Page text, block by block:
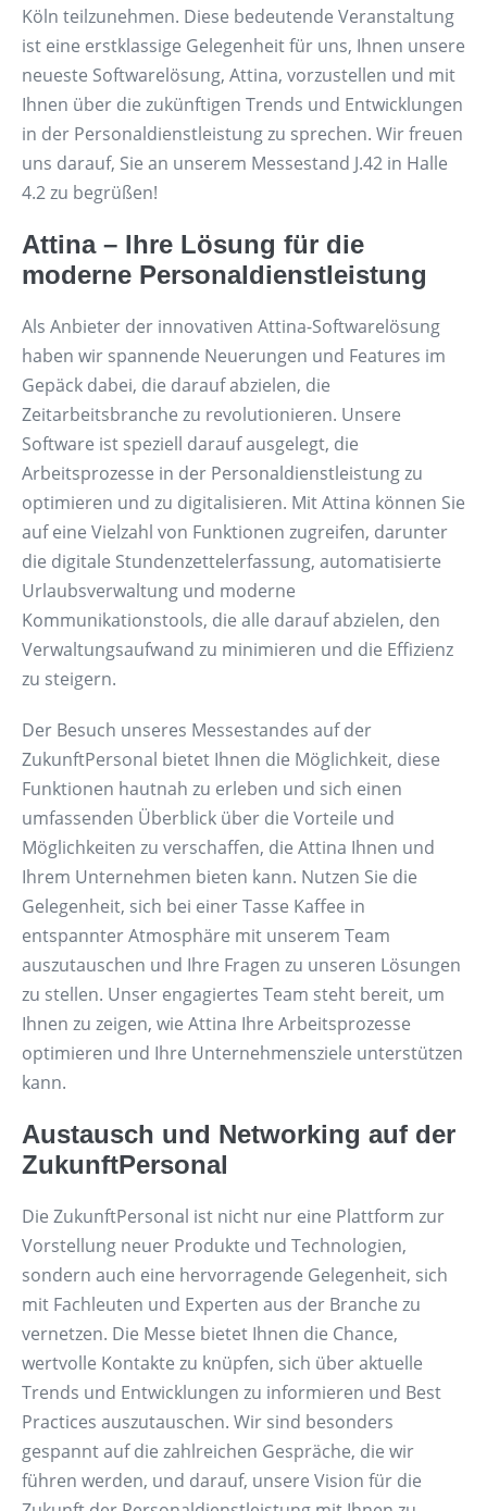
Köln teilzunehmen. Diese bedeutende Veranstaltung
ist eine erstklassige Gelegenheit für uns, Ihnen unsere
neueste Softwarelösung, Attina, vorzustellen und mit
Ihnen über die zukünftigen Trends und Entwicklungen
in der Personaldienstleistung zu sprechen. Wir freuen
uns darauf, Sie an unserem Messestand J.42 in Halle
4.2 zu begrüßen!
Attina – Ihre Lösung für die
moderne Personaldienstleistung
Als Anbieter der innovativen Attina-Softwarelösung
haben wir spannende Neuerungen und Features im
Gepäck dabei, die darauf abzielen, die
Zeitarbeitsbranche zu revolutionieren. Unsere
Software ist speziell darauf ausgelegt, die
Arbeitsprozesse in der Personaldienstleistung zu
optimieren und zu digitalisieren. Mit Attina können Sie
auf eine Vielzahl von Funktionen zugreifen, darunter
die digitale Stundenzettelerfassung, automatisierte
Urlaubsverwaltung und moderne
Kommunikationstools, die alle darauf abzielen, den
Verwaltungsaufwand zu minimieren und die Effizienz
zu steigern.
Der Besuch unseres Messestandes auf der
ZukunftPersonal bietet Ihnen die Möglichkeit, diese
Funktionen hautnah zu erleben und sich einen
umfassenden Überblick über die Vorteile und
Möglichkeiten zu verschaffen, die Attina Ihnen und
Ihrem Unternehmen bieten kann. Nutzen Sie die
Gelegenheit, sich bei einer Tasse Kaffee in
entspannter Atmosphäre mit unserem Team
auszutauschen und Ihre Fragen zu unseren Lösungen
zu stellen. Unser engagiertes Team steht bereit, um
Ihnen zu zeigen, wie Attina Ihre Arbeitsprozesse
optimieren und Ihre Unternehmensziele unterstützen
kann.
Austausch und Networking auf der
ZukunftPersonal
Die ZukunftPersonal ist nicht nur eine Plattform zur
Vorstellung neuer Produkte und Technologien,
sondern auch eine hervorragende Gelegenheit, sich
mit Fachleuten und Experten aus der Branche zu
vernetzen. Die Messe bietet Ihnen die Chance,
wertvolle Kontakte zu knüpfen, sich über aktuelle
Trends und Entwicklungen zu informieren und Best
Practices auszutauschen. Wir sind besonders
gespannt auf die zahlreichen Gespräche, die wir
führen werden, und darauf, unsere Vision für die